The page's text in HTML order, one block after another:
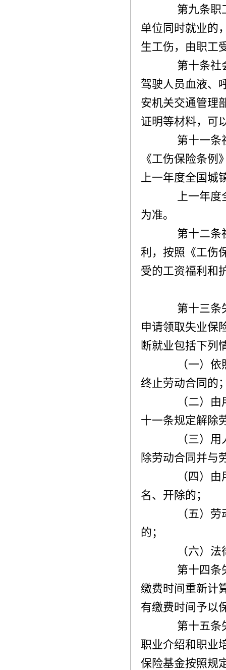
第九条职工
单位同时就业的
生工伤，由职工
第十条社会
驾驶人员血液、
安机关交通管理
证明等材料，可
第十一条社
《工伤保险条
上一年度全国城
上一年度全
为准。
第十二条社
利，按照《工伤
受的工资福利和
第十三条失
申请领取失业保
断就业包括下列
（一）依照
终止劳动合同的
（二）由用
十一条规定解除
（三）用人
除劳动合同并与
（四）由用
名、开除的；
（五）劳动
的；
（六）法律
第十四条失
缴费时间重新计
有缴费时间予以
第十五条失
职业介绍和职业
保险基金按照规